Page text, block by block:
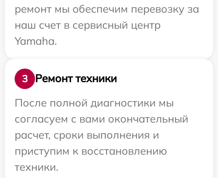
ремонт мы обеспечим перевозку за
наш счет в сервисный центр
Yamaha.
3
Ремонт техники
После полной диагностики мы
согласуем с вами окончательный
расчет, сроки выполнения и
приступим к восстановлению
техники.